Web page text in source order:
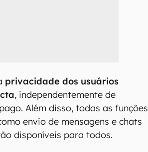
privacidade dos usuários
, independentemente de
Além disso, todas as funções
envio de mensagens e chats
disponíveis para todos.